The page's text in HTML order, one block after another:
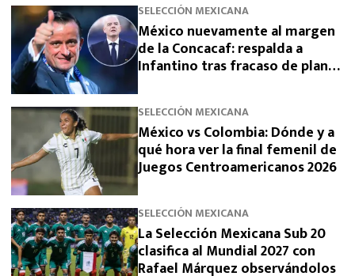
SELECCIÓN MEXICANA
México nuevamente al margen
de la Concacaf: respalda a
Infantino tras fracaso de plan
SELECCIÓN MEXICANA
México vs Colombia: Dónde y a
qué hora ver la final femenil de
Juegos Centroamericanos 2026
SELECCIÓN MEXICANA
La Selección Mexicana Sub 20
clasifica al Mundial 2027 con
Rafael Márquez observándolos